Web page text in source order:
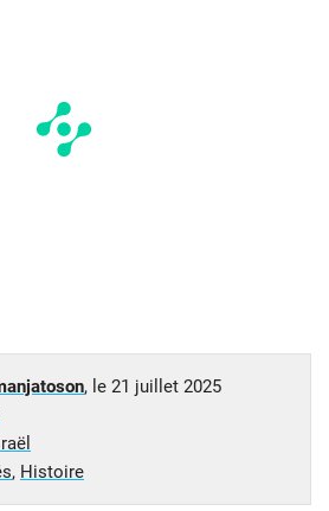
, le 21 juillet 2025
, Histoire